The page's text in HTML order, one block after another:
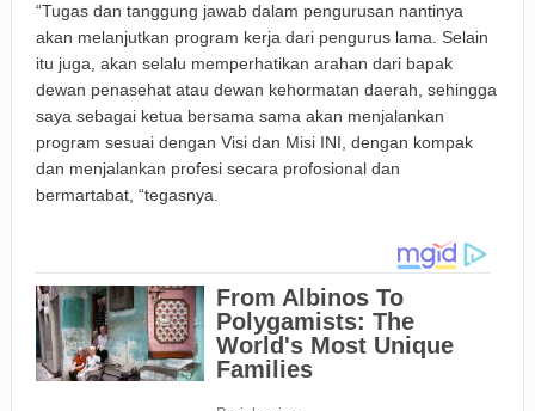
“Tugas dan tanggung jawab dalam pengurusan nantinya
akan melanjutkan program kerja dari pengurus lama. Selain
itu juga, akan selalu memperhatikan arahan dari bapak
dewan penasehat atau dewan kehormatan daerah, sehingga
saya sebagai ketua bersama sama akan menjalankan
program sesuai dengan Visi dan Misi INI, dengan kompak
dan menjalankan profesi secara profosional dan
bermartabat, “tegasnya.